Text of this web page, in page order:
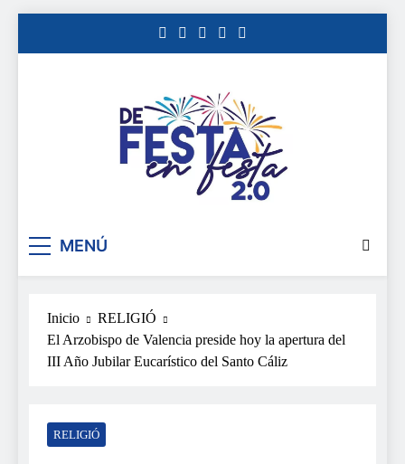
MENÚ
Inicio
RELIGIÓ
El Arzobispo de Valencia preside hoy la apertura del
III Año Jubilar Eucarístico del Santo Cáliz
RELIGIÓ